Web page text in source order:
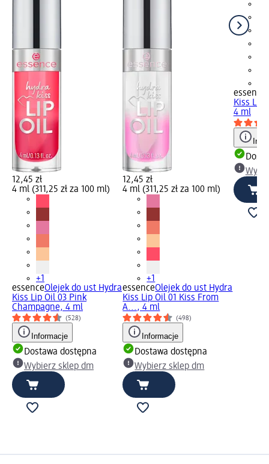
12,45 zł
4 ml (311,25 zł za 100 ml)
+1
essenceOlejek do ust Hydra
Kiss Lip Oil 03 Pink
Champagne, 4 ml
(528)
Informacje
Dostawa dostępna
Wybierz sklep dm
12,45 zł
4 ml (311,25 zł za 100 ml)
+1
essenceOlejek do ust Hydra
Kiss Lip Oil 01 Kiss From
A..., 4 ml
(498)
Informacje
Dostawa dostępna
Wybierz sklep dm
essence
Kiss Lip
4 ml